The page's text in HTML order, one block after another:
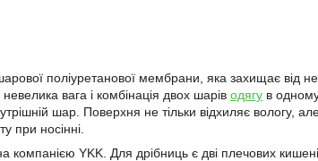
поліуретанової мембрани, яка захищає від
вага і комбінація двох шарів одягу в
шар. Поверхня не тільки відхиляє вологу,
при носінні.
​​компанією YKK. Для дрібниць є дві плечових